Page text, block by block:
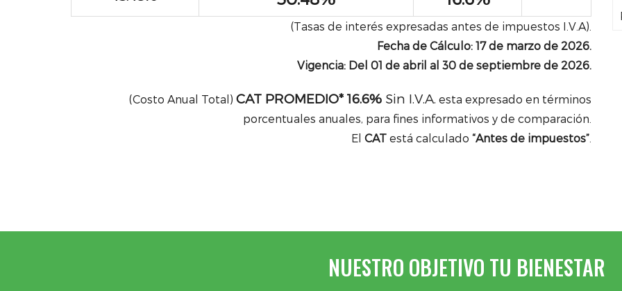
(Tasas de interés expresadas antes de impuestos I.V.A).
Fecha de Cálculo: 17 de marzo de 2026.
Vigencia: Del 01 de abril al 30 de septiembre de 2026.
(Costo Anual Total) CAT PROMEDIO* 16.6% Sin I.V.A. esta expresado en términos
porcentuales anuales, para fines informativos y de comparación.
El CAT está calculado “Antes de impuestos”
NUESTRO OBJETIVO TU BIENESTAR